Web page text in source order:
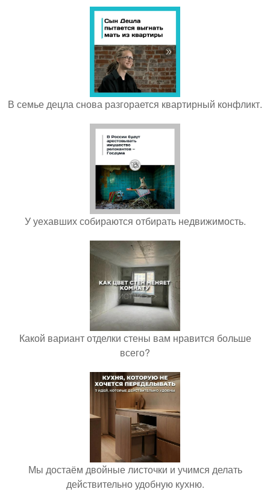
В семье децла снова разгорается квартирный конфликт.
У уехавших собираются отбирать недвижимость.
Какой вариант отделки стены вам нравится больше
всего?
Мы достаём двойные листочки и учимся делать
действительно удобную кухню.